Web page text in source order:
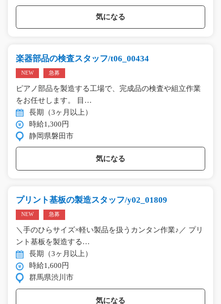
気になる
楽器部品の検査スタッフ/t06_00434
NEW 急募
ピアノ部品を製造する工場で、完成品の検査や組立作業
をお任せします。 目…
長期（3ヶ月以上）
時給1,300円
静岡県磐田市
気になる
プリント基板の製造スタッフ/y02_01809
NEW 急募
＼手のひらサイズ×軽い製品を扱うカンタン作業♪／ プリ
ント基板を製造する…
長期（3ヶ月以上）
時給1,600円
群馬県渋川市
気になる